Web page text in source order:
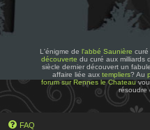
L'énigme de l'abbé Saunière curé
découverte du curé aux milliards
siècle dernier découvert un
affaire liée aux templiers? Au
forum sur Rennes le Chateau
FAQ